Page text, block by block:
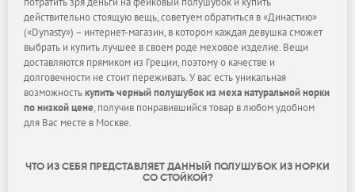
действительно стоящую вещь, советуем обратиться в «Династию»
(«Dynasty») – интернет-магазин, в котором каждая девушка сможет
выбрать и купить лучшее в своем роде меховое изделие. Вещи
доставляются прямиком из Греции, поэтому о качестве и
долговечности не стоит переживать. У вас есть уникальная
возможностькупить черный полушубок из меха натуральной норки
по низкой цене, получив понравившийся товар в любом удобном
для Вас месте в Москве.
ЧТО ИЗ СЕБЯ ПРЕДСТАВЛЯЕТ ДАННЫЙ ПОЛУШУБОК ИЗ НОРКИ
СО СТОЙКОЙ?